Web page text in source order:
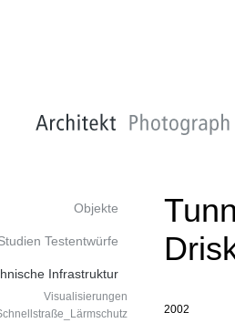
Objekte
Testentwürfe
Infrastruktur
Visualisierungen
2002